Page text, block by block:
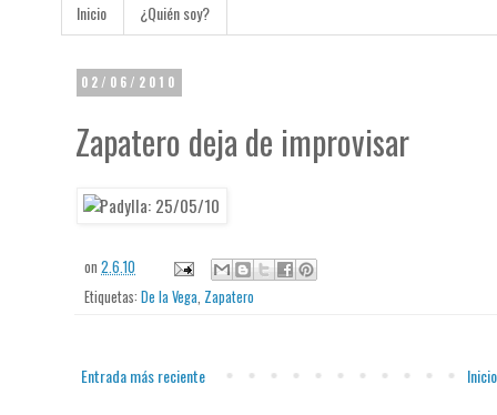
Inicio ¿Quién soy?
02/06/2010
Zapatero deja de improvisar
on2.6.10
Etiquetas:De la Vega, Zapatero
Entrada más reciente Inicio